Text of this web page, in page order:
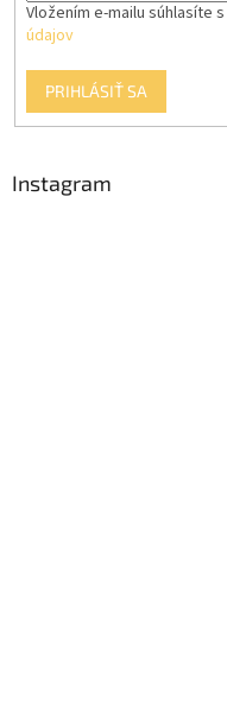
Vložením e-mailu súhlasíte s
údajov
PRIHLÁSIŤ SA
Instagram